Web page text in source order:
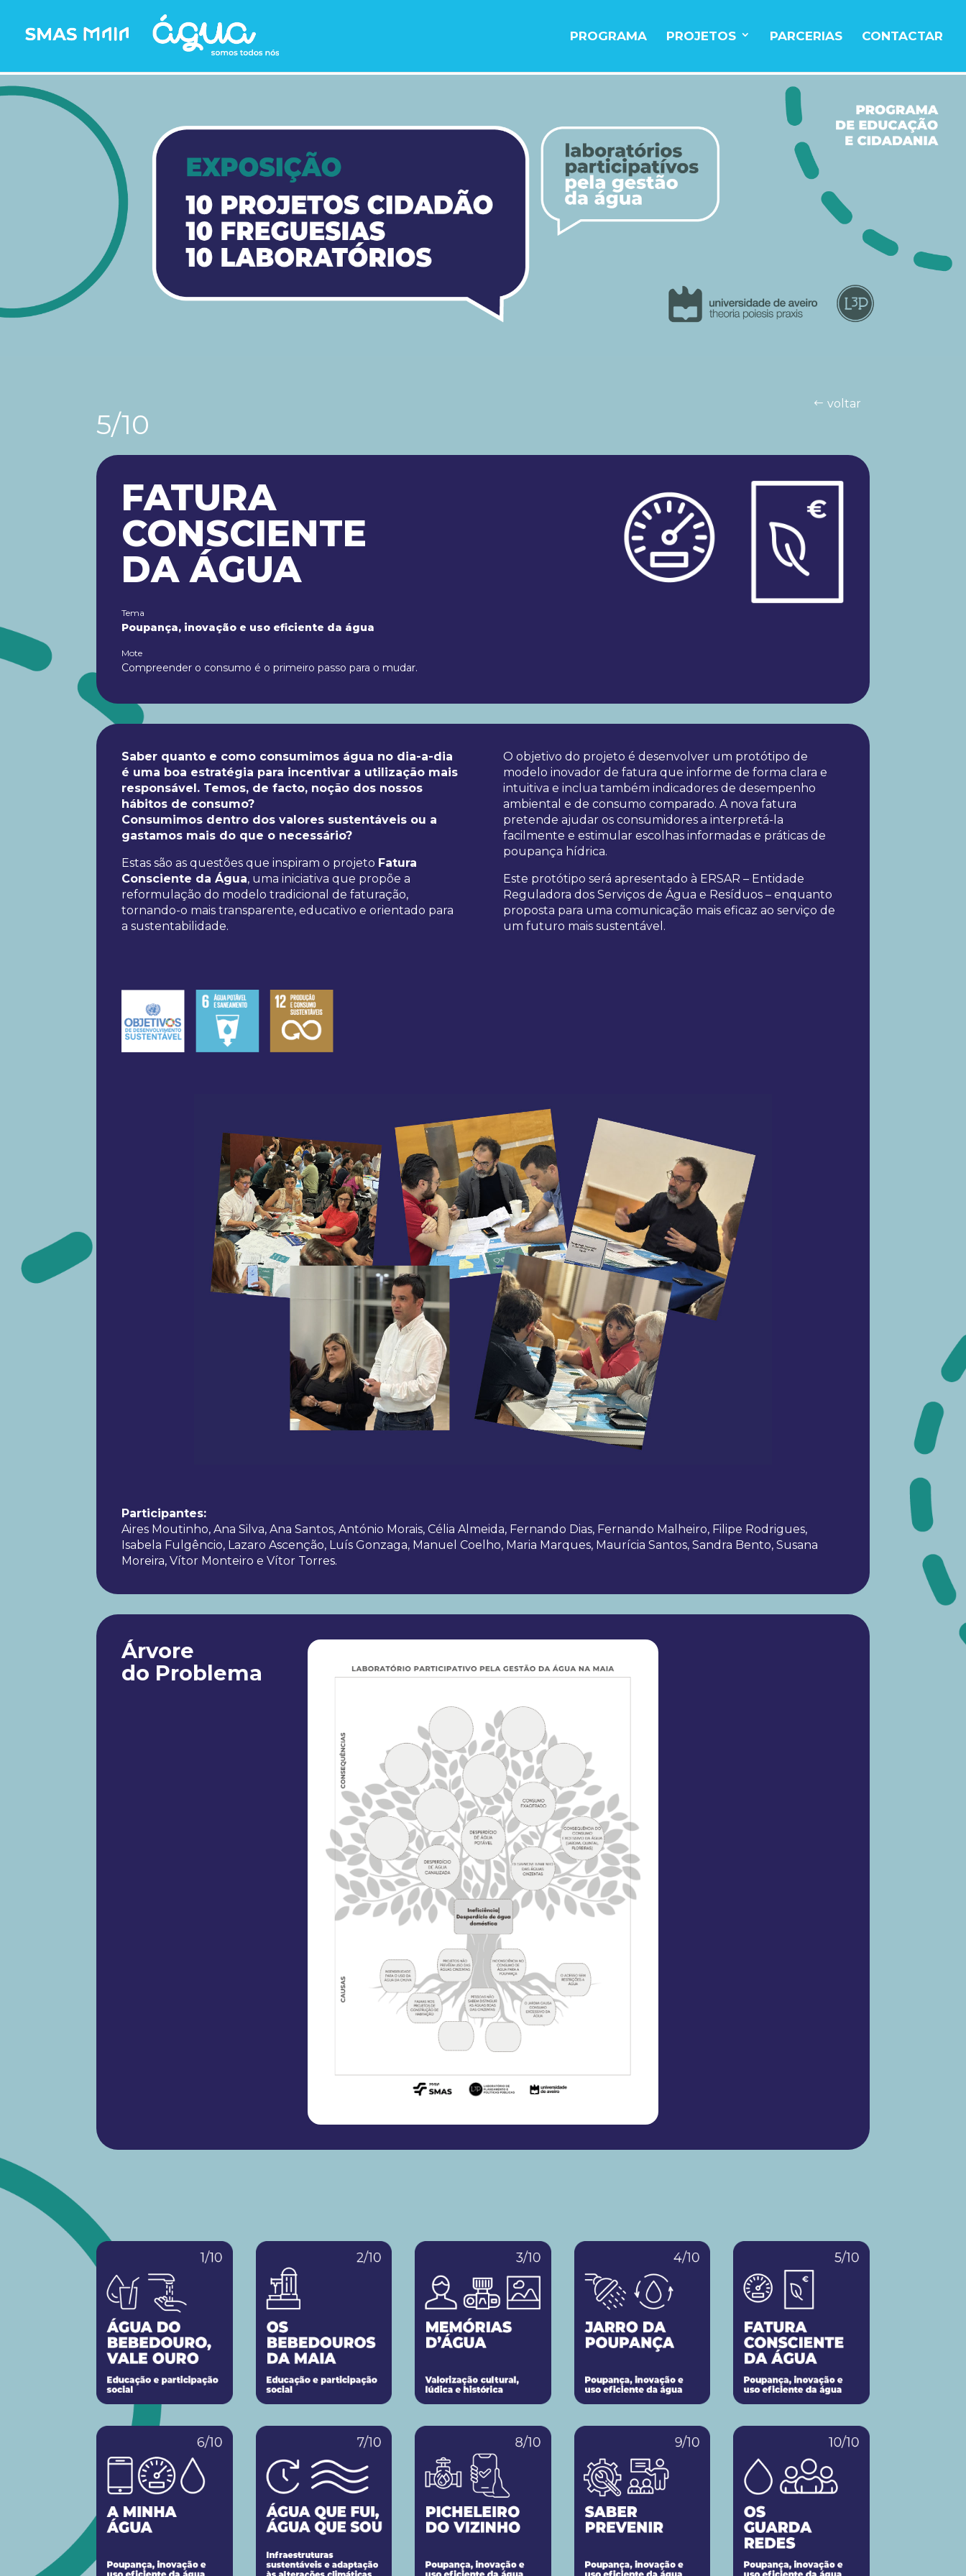
PROGRAMA PROJETOS PARCERIAS CONTACTAR
voltar
5/10
FATURA
CONSCIENTE
DA ÁGUA
Tema
Poupança, inovação e uso eficiente da água
Mote
Compreender o consumo é o primeiro passo para o mudar.
Saber quanto e como consumimos água no dia-a-dia
é uma boa estratégia para incentivar a utilização mais
responsável. Temos, de facto, noção dos nossos
hábitos de consumo?
Consumimos dentro dos valores sustentáveis ou a
gastamos mais do que o necessário?
Estas são as questões que inspiram o projeto Fatura
Consciente da Água, uma iniciativa que propõe a
reformulação do modelo tradicional de faturação,
tornando-o mais transparente, educativo e orientado para
a sustentabilidade.
O objetivo do projeto é desenvolver um protótipo de
modelo inovador de fatura que informe de forma clara e
intuitiva e inclua também indicadores de desempenho
ambiental e de consumo comparado. A nova fatura
pretende ajudar os consumidores a interpretá-la
facilmente e estimular escolhas informadas e práticas de
poupança hídrica.
Este protótipo será apresentado à ERSAR – Entidade
Reguladora dos Serviços de Água e Resíduos – enquanto
proposta para uma comunicação mais eficaz ao serviço de
um futuro mais sustentável.
Participantes:
Aires Moutinho, Ana Silva, Ana Santos, António Morais, Célia Almeida, Fernando Dias, Fernando Malheiro, Filipe Rodrigues,
Isabela Fulgêncio, Lazaro Ascenção, Luís Gonzaga, Manuel Coelho, Maria Marques, Maurícia Santos, Sandra Bento, Susana
Moreira, Vítor Monteiro e Vítor Torres.
Árvore
do Problema